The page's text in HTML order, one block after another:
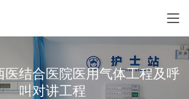
医结合医院医用气体工程及呼
叫对讲工程